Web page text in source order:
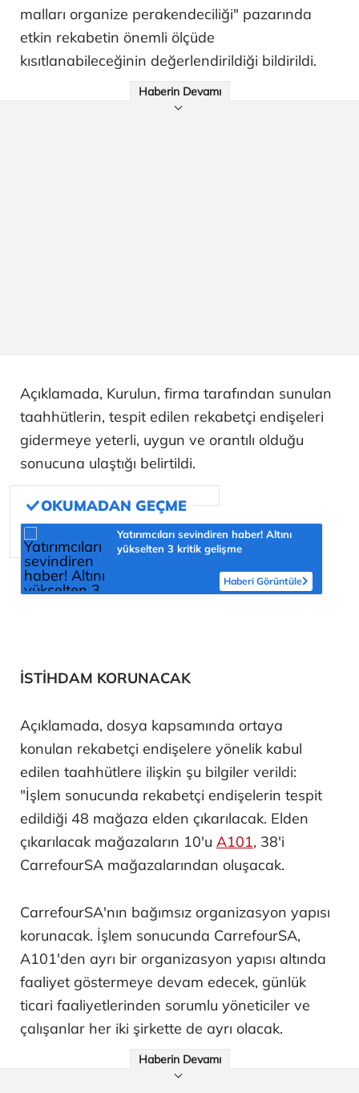
malları organize perakendeciliği" pazarında
etkin rekabetin önemli ölçüde
kısıtlanabileceğinin değerlendirildiği bildirildi.
Haberin Devamı
Açıklamada, Kurulun, firma tarafından sunulan
taahhütlerin, tespit edilen rekabetçi endişeleri
gidermeye yeterli, uygun ve orantılı olduğu
sonucuna ulaştığı belirtildi.
Yatırımcıları sevindiren haber! Altını
yükselten 3 kritik gelişme
Haberi Görüntüle
İSTİHDAM KORUNACAK
Açıklamada, dosya kapsamında ortaya
konulan rekabetçi endişelere yönelik kabul
edilen taahhütlere ilişkin şu bilgiler verildi:
"İşlem sonucunda rekabetçi endişelerin tespit
edildiği 48 mağaza elden çıkarılacak. Elden
çıkarılacak mağazaların 10'u A101, 38'i
CarrefourSA mağazalarından oluşacak.
CarrefourSA'nın bağımsız organizasyon yapısı
korunacak. İşlem sonucunda CarrefourSA,
A101'den ayrı bir organizasyon yapısı altında
faaliyet göstermeye devam edecek, günlük
ticari faaliyetlerinden sorumlu yöneticiler ve
çalışanlar her iki şirkette de ayrı olacak.
Haberin Devamı